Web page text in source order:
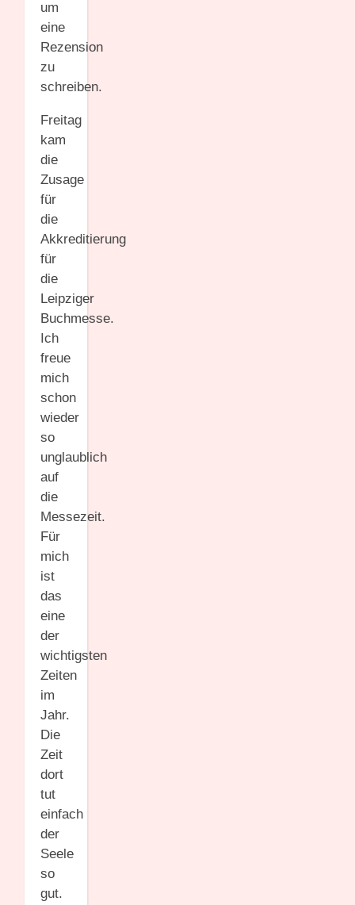
um
eine
Rezension
zu
schreiben.
Freitag
kam
die
Zusage
für
die
Akkreditierung
für
die
Leipziger
Buchmesse.
Ich
freue
mich
schon
wieder
so
unglaublich
auf
die
Messezeit.
Für
mich
ist
das
eine
der
wichtigsten
Zeiten
im
Jahr.
Die
Zeit
dort
tut
einfach
der
Seele
so
gut.